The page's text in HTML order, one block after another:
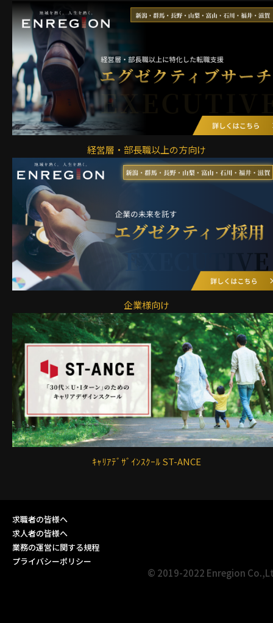
経営層・部長職以上の方向け
企業様向け
ｷｬﾘｱﾃﾞｻﾞｲﾝｽｸｰﾙ ST-ANCE
求職者の皆様へ
求人者の皆様へ
業務の運営に関する規程
プライバシーポリシー
© 2019-2022 Enregion